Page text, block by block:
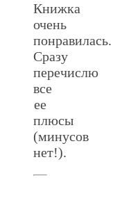
Книжка
очень
понравилась.
Сразу
перечислю
все
ее
плюсы
(минусов
нет!).